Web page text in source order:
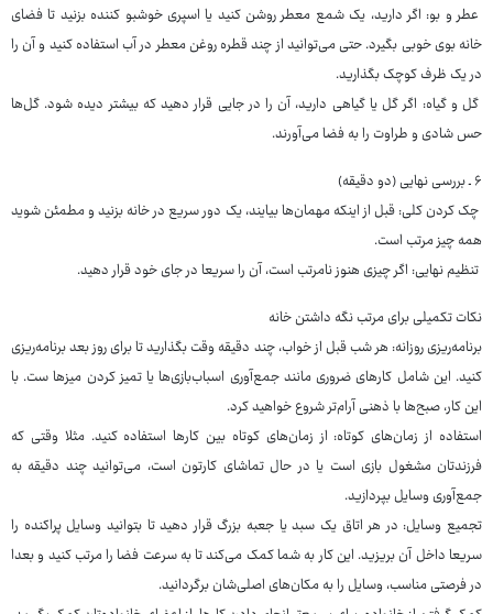
عطر و بو: اگر دارید، یک شمع معطر روشن کنید یا اسپری خوشبو کننده بزنید تا فضای
خانه بوی خوبی بگیرد. حتی می‌توانید از چند قطره روغن معطر در آب استفاده کنید و آن را
در یک ظرف کوچک بگذارید.
گل و گیاه: اگر گل یا گیاهی دارید، آن را در جایی قرار دهید که بیشتر دیده شود. گل‌ها
حس شادی و طراوت را به فضا می‌آورند.
۶ ـ بررسی نهایی (دو دقیقه)
چک کردن کلی: قبل از اینکه مهمان‌ها بیایند، یک دور سریع در خانه بزنید و مطمئن شوید
همه چیز مرتب است.
تنظیم نهایی: اگر چیزی هنوز نامرتب است، آن را سریعا در جای خود قرار دهید.
نکات تکمیلی برای مرتب نگه ‌داشتن خانه
برنامه‌ریزی روزانه: هر شب قبل از خواب، چند دقیقه وقت بگذارید تا برای روز بعد برنامه‌ریزی
کنید. این شامل کارهای ضروری مانند جمع‌آوری اسباب‌بازی‌ها یا تمیز کردن میزها ست. با
این کار، صبح‌ها با ذهنی آرام‌تر شروع خواهید کرد.
استفاده از زمان‌های کوتاه: از زمان‌های کوتاه بین کارها استفاده کنید. مثلا وقتی که
فرزندتان مشغول بازی است یا در حال تماشای کارتون است، می‌توانید چند دقیقه به
جمع‌آوری وسایل بپردازید.
تجمیع وسایل: در هر اتاق یک سبد یا جعبه بزرگ قرار دهید تا بتوانید وسایل پراکنده را
سریعا داخل آن بریزید. این کار به شما کمک می‌کند تا به سرعت فضا را مرتب کنید و بعدا
در فرصتی مناسب، وسایل را به مکان‌های اصلی‌شان برگردانید.